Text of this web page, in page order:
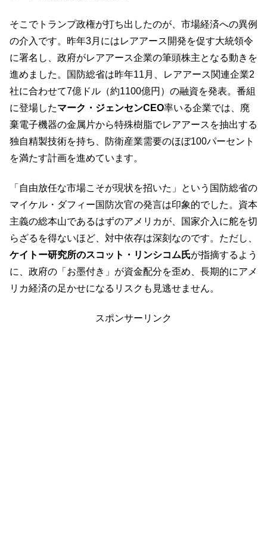
そこでトランプ政権が打ち出したのが、市場経済への異例
の介入です。昨年3月にはレアアース開発を促す大統領令
に署名し、政府がレアアース企業の筆頭株主となる動きを
進めました。国防総省は昨年11月、レアアース関連企業2
社に合わせて7億ドル（約1100億円）の融資を発表。番組
に登場したマーク・ジェンセンCEO率いる企業では、廃
棄電子機器の金属片から特殊樹脂でレアアースを抽出する
独自精製技術を持ち、防衛産業需要のほぼ100パーセント
を満たす計画を進めています。
「自由放任な市場こそが現状を招いた」という国防総省の
マイケル・ダフィー国防次官の発言は印象的でした。資本
主義の総本山であるはずのアメリカが、国家介入に舵を切
らざるを得ないほど、対中依存は深刻なのです。ただし、
ケイトー研究所のスコット・リンシコム氏が指摘するよう
に、政府の「お墨付き」が資金配分を歪め、長期的にアメ
リカ経済の足かせになるリスクも見逃せません。
スポンサーリンク